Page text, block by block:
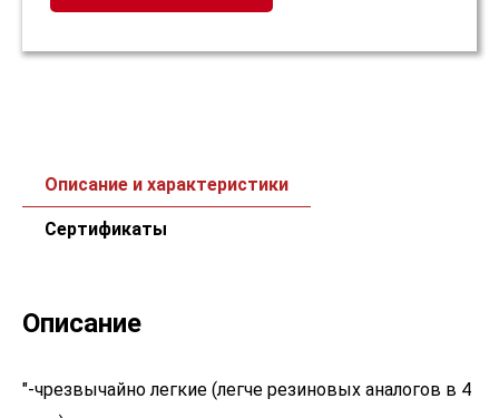
Описание и характеристики
Сертификаты
Описание
"-чрезвычайно легкие (легче резиновых аналогов в 4